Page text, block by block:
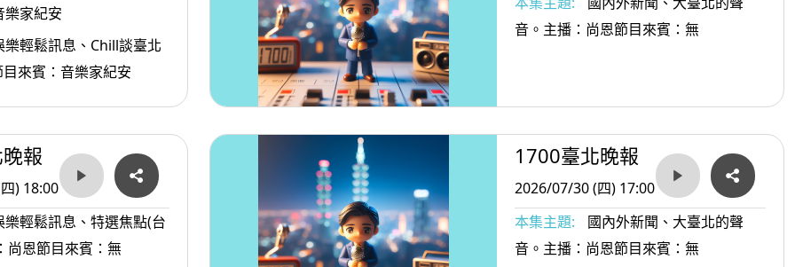
家紀安
輕鬆訊息、Chill談臺北
來賓：音樂家紀安
音。主播：尚恩節目來賓：無
報
) 18:00
輕鬆訊息、特選焦點(台
尚恩節目來賓：無
1700臺北晚報
2026/07/30 (四) 17:00
本集主題:
國內外新聞、大臺北的聲
音。主播：尚恩節目來賓：無